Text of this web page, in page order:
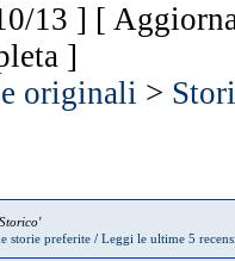
13 ] [
]
originali >
storie preferite/ Leggi le ultime 5